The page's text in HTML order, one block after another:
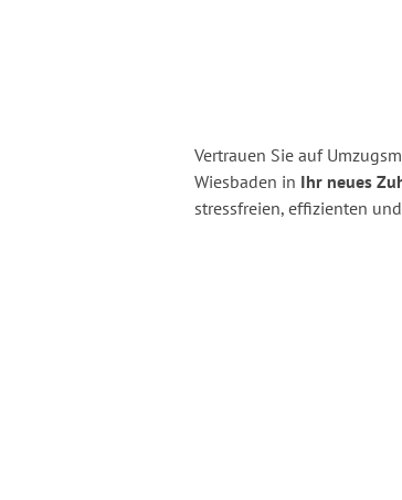
Vertrauen Sie auf
Wiesbaden in Ihr neues
stressfreien, effizienten